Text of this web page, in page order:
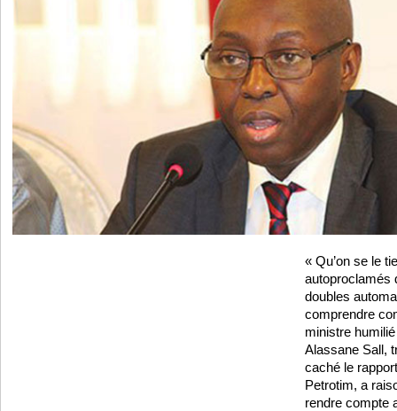
« Qu’on se le
autoproclamés
doubles
comprendre
ministre
Alassane Sall,
caché le
Petrotim, a
rendre compte